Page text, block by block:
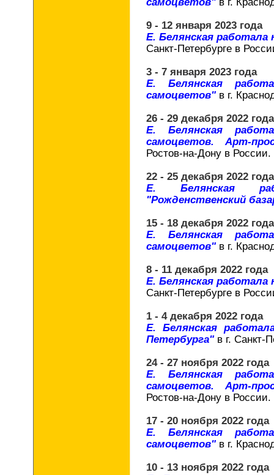
9 - 12 января 2023 года
Е. Белянская
Санкт-Петербурге в
3 - 7 января 2023 года
Е. Белянская
самоцветов" в г.
26 - 29 декабря 2022 года
Е. Белянская
самоцветов. Арт-
Ростов-на-Дону в России.
22 - 25 декабря 2022 года
Е. Белянская
"Рожденственский
15 - 18 декабря 2022 года
Е. Белянская
самоцветов" в г.
8 - 11 декабря 2022 года
Е. Белянская
Санкт-Петербурге в
1 - 4 декабря 2022 года
Е. Белянская
Петербурга" в г. Санкт-
24 - 27 ноября 2022 года
Е. Белянская
самоцветов. Арт-
Ростов-на-Дону в России.
17 - 20 ноября 2022 года
Е. Белянская
самоцветов" в г.
10 - 13 ноября 2022 года